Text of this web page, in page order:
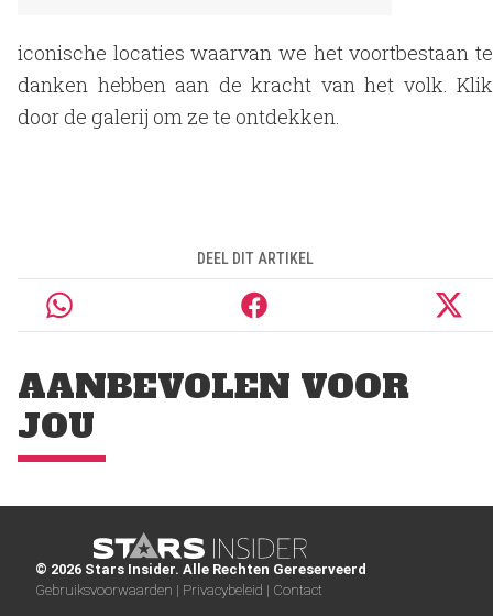
iconische locaties waarvan we het voortbestaan te
danken hebben aan de kracht van het volk. Klik
door de galerij om ze te ontdekken.
DEEL DIT ARTIKEL
AANBEVOLEN VOOR
JOU
© 2026 Stars Insider. Alle Rechten Gereserveerd
Gebruiksvoorwaarden | Privacybeleid | Contact